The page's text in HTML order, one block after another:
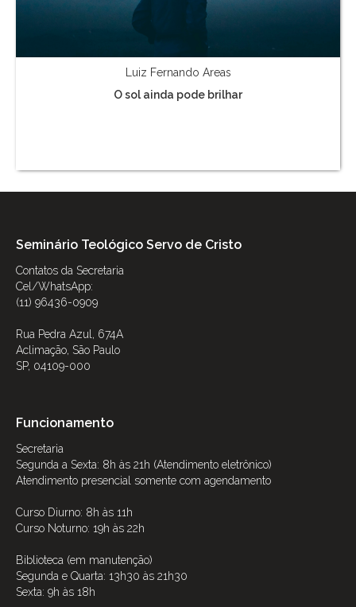
Luiz Fernando Areas
O sol ainda pode brilhar
Seminário Teológico Servo de Cristo
Contatos da Secretaria
Cel/WhatsApp:
(11) 96436-0909
Rua Pedra Azul, 674A
Aclimação, São Paulo
SP, 04109-000
Funcionamento
Secretaria
Segunda a Sexta: 8h às 21h (Atendimento eletrônico)
Atendimento presencial somente com agendamento
Curso Diurno: 8h às 11h
Curso Noturno: 19h às 22h
Biblioteca (em manutenção)
Segunda e Quarta: 13h30 às 21h30
Sexta: 9h às 18h